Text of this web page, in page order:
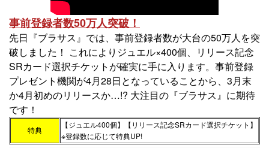
事前登録者数50万人突破！
先日『ブラサス』では、事前登録者数が大台の50万人を突
破しました！ これによりジュエル×400個、リリース記念
SRカード選択チケットが確実に手に入ります。事前登録
プレゼント機関が4月28日となっていることから、3月末
か4月初めのリリースか…!? 大注目の『ブラサス』に期待
です！
特典
【ジュエル400個】【リリース記念SRカード選択チケット】
※登録数に応じて特典UP!